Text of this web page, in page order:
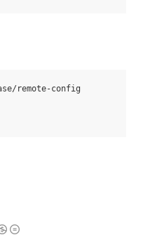
remote-config